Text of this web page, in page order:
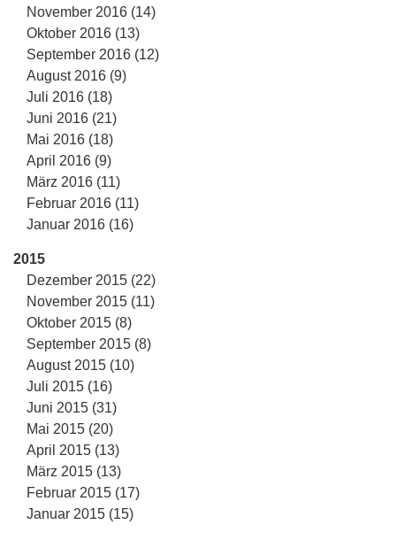
November 2016 (14)
Oktober 2016 (13)
September 2016 (12)
August 2016 (9)
Juli 2016 (18)
Juni 2016 (21)
Mai 2016 (18)
April 2016 (9)
März 2016 (11)
Februar 2016 (11)
Januar 2016 (16)
2015
Dezember 2015 (22)
November 2015 (11)
Oktober 2015 (8)
September 2015 (8)
August 2015 (10)
Juli 2015 (16)
Juni 2015 (31)
Mai 2015 (20)
April 2015 (13)
März 2015 (13)
Februar 2015 (17)
Januar 2015 (15)